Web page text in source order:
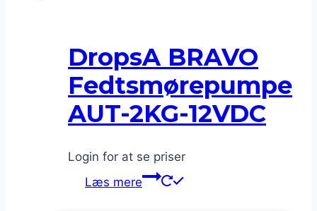
DropsA BRAVO
Fedtsmørepumpe
AUT-2KG-12VDC
Login for at se priser
Læs mere